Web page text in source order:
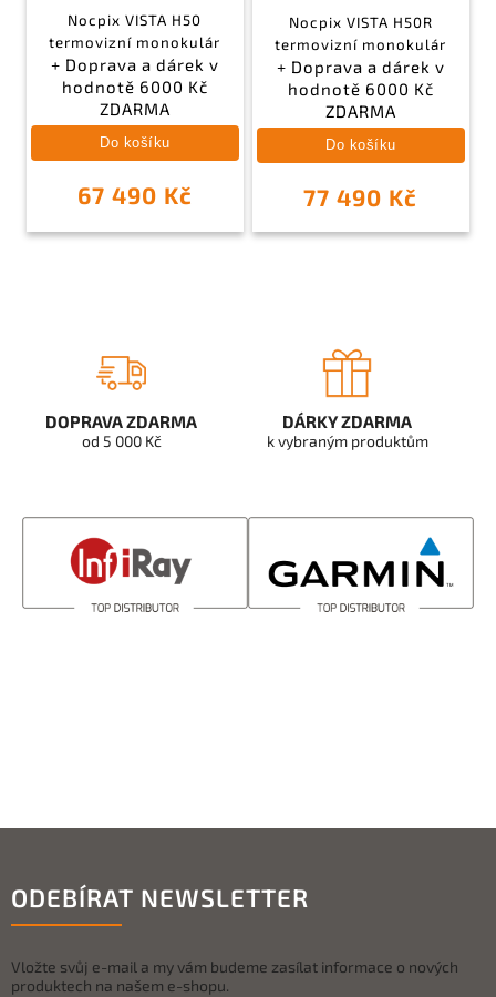
Nocpix VISTA H50
termovizní monokulár
+ Doprava a dárek v
hodnotě 6000 Kč
ZDARMA
67 490 Kč
Do košíku
Nocpix VISTA H50R
termovizní monokulár
+ Doprava a dárek v
hodnotě 6000 Kč
ZDARMA
77 490 Kč
Do košíku
DOPRAVA ZDARMA
od 5 000 Kč
DÁRKY ZDARMA
k vybraným produktům
ODEBÍRAT NEWSLETTER
Vložte svůj e-mail a my vám budeme zasílat informace o nových
produktech na našem e-shopu.